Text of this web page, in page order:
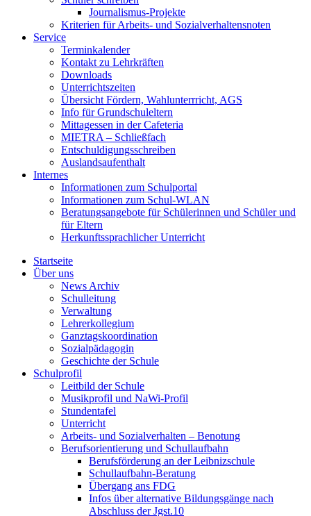
Journalismus-Projekte
Kriterien für Arbeits- und Sozialverhaltensnoten
Service
Terminkalender
Kontakt zu Lehrkräften
Downloads
Unterrichtszeiten
Übersicht Fördern, Wahlunterrricht, AGS
Info für Grundschuleltern
Mittagessen in der Cafeteria
MIETRA – Schließfach
Entschuldigungsschreiben
Auslandsaufenthalt
Internes
Informationen zum Schulportal
Informationen zum Schul-WLAN
Beratungsangebote für Schülerinnen und Schüler und
für Eltern
Herkunftssprachlicher Unterricht
Startseite
Über uns
News Archiv
Schulleitung
Verwaltung
Lehrerkollegium
Ganztagskoordination
Sozialpädagogin
Geschichte der Schule
Schulprofil
Leitbild der Schule
Musikprofil und NaWi-Profil
Stundentafel
Unterricht
Arbeits- und Sozialverhalten – Benotung
Berufsorientierung und Schullaufbahn
Berufsförderung an der Leibnizschule
Schullaufbahn-Beratung
Übergang ans FDG
Infos über alternative Bildungsgänge nach
Abschluss der Jgst.10